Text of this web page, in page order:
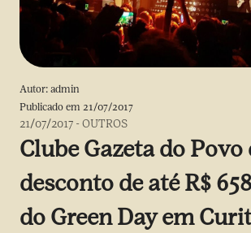
Autor: admin
Publicado em 21/07/2017
21/07/2017 -OUTROS
Clube Gazeta do Povo
desconto de até R$
do Green Day em